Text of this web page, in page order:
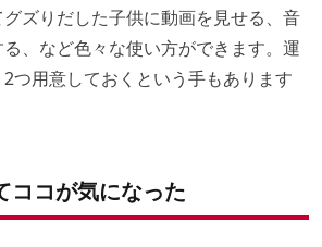
ズりだした子供に動画を見せる、音
、など色々な使い方ができます。運
つ用意しておくという手もあります
ココが気になった